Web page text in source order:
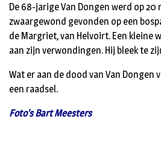
De 68-jarige Van Dongen werd op 20
zwaargewond gevonden op een
de Margriet, van Helvoirt. Een kleine
aan zijn verwondingen. Hij bleek te
Wat er aan de dood van Van
een raadsel.
Foto’s Bart Meesters